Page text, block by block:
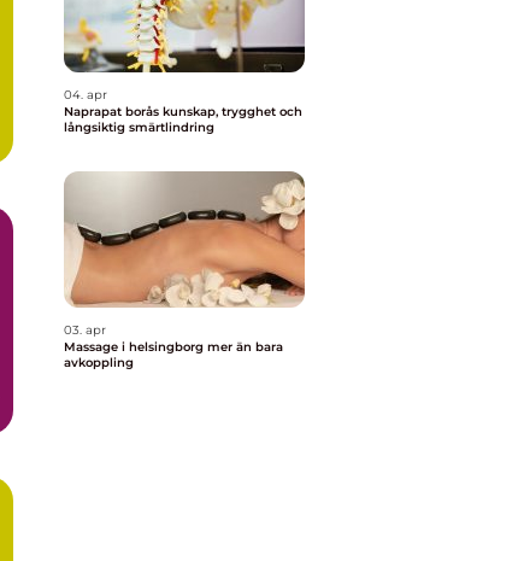
04. apr
Naprapat borås kunskap, trygghet och
långsiktig smärtlindring
03. apr
Massage i helsingborg mer än bara
avkoppling